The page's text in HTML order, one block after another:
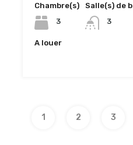
Chambre(s)
3
Salle(s) de
3
A louer
1 2 3